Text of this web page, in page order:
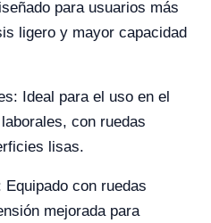
para usuarios más
ligero y mayor capacidad
Ideal para el uso en el
con ruedas
lisas.
con ruedas
mejorada para